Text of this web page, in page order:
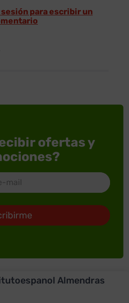
para escribir un
ofertas y
Almendras